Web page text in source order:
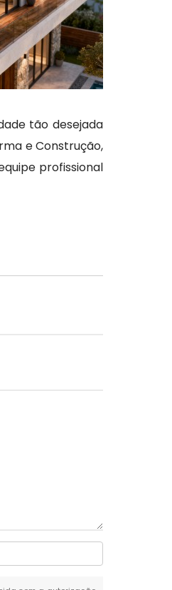
tão desejada
e Construção,
profissional